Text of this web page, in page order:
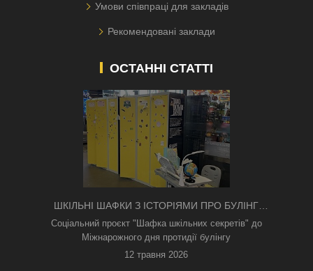
Умови співпраці для закладів
Рекомендовані заклади
ОСТАННІ СТАТТІ
ШКІЛЬНІ ШАФКИ З ІСТОРІЯМИ ПРО БУЛІНГ
З'ЯВИЛИСЯ В КИЄВІ
Соціальний проєкт "Шафка шкільних секретів" до
Міжнарожного дня протидії булінгу
12 травня 2026